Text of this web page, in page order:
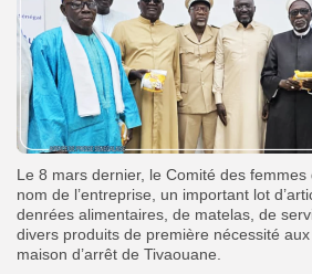
Le 8 mars dernier, le Comité des femmes
nom de l’entreprise, un important lot
denrées alimentaires, de matelas, de
divers produits de première nécessité
maison d’arrêt de Tivaouane.